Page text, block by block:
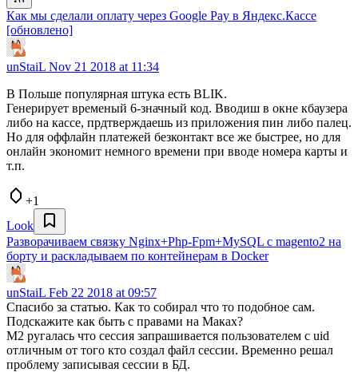
Как мы сделали оплату через Google Pay в Яндекс.Кассе
[обновлено]
unStaiL Nov 21 2018 at 11:34
В Польше популярная штука есть BLIK.
Генерирует временый 6-значный код. Вводиш в окне кбаузера
либо на кассе, прдтверждаешь из приложения пин либо палец.
Но для оффлайн платежей безконтакт все же быстрее, но для
онлайн экономит немного времени при вводе номера карты и
т.п.
+1
Look
Разворачиваем связку Nginx+Php-Fpm+MySQL с magento2 на
борту и раскладываем по контейнерам в Docker
unStaiL Feb 22 2018 at 09:57
Спасибо за статью. Как то собирал что то подобное сам.
Подскажите как быть с правами на Маках?
M2 ругалась что сессия запрашивается пользователем с uid
отличным от того кто создал файл сессии. Временно решал
проблему записывая сессии в БД.